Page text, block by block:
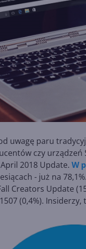
uwagę paru
czy urządzeń
2018 Update. W
- już na
Creators Update
(0,4%).